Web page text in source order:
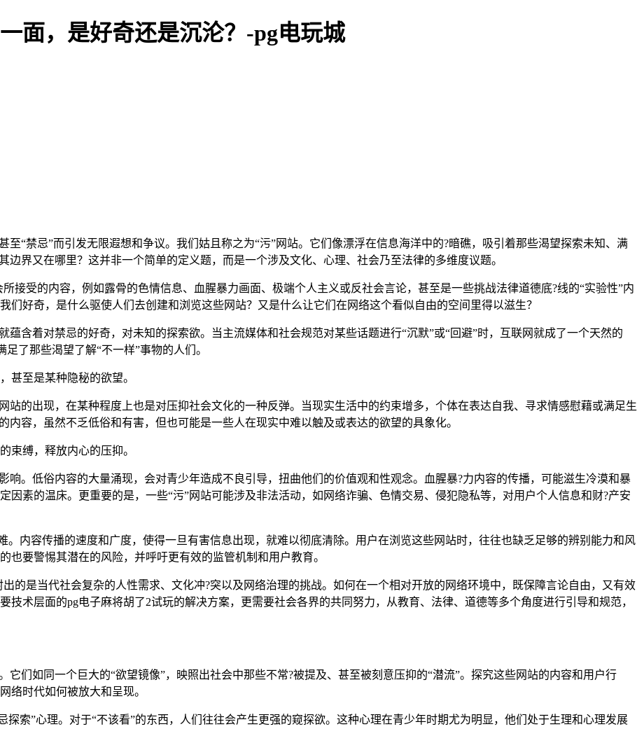
面，是好奇还是沉沦？-pg电玩城
至“禁忌”而引发无限遐想和争议。我们姑且称之为“污”网站。它们像漂浮在信息海洋中的?暗礁，吸引着那些渴望探索未知、满
边界又在哪里？这并非一个简单的定义题，而是一个涉及文化、心理、社会乃至法律的多维度议题。
接受的内容，例如露骨的色情信息、血腥暴力画面、极端个人主义或反社会言论，甚至是一些挑战法律道德底?线的“实验性”内
们好奇，是什么驱使人们去创建和浏览这些网站？又是什么让它们在网络这个看似自由的空间里得以滋生？
蕴含着对禁忌的好奇，对未知的探索欲。当主流媒体和社会规范对某些话题进行“沉默”或“回避”时，互联网就成了一个天然的
了那些渴望了解“不一样”事物的人们。
甚至是某种隐秘的欲望。
站的出现，在某种程度上也是对压抑社会文化的一种反弹。当现实生活中的约束增多，个体在表达自我、寻求情感慰藉或满足生
容，虽然不乏低俗和有害，但也可能是一些人在现实中难以触及或表达的欲望的具象化。
束缚，释放内心的压抑。
。低俗内容的大量涌现，会对青少年造成不良引导，扭曲他们的价值观和性观念。血腥暴?力内容的传播，可能滋生冷漠和暴
因素的温床。更重要的是，一些“污”网站可能涉及非法活动，如网络诈骗、色情交易、侵犯隐私等，对用户个人信息和财?产安
。内容传播的速度和广度，使得一旦有害信息出现，就难以彻底清除。用户在浏览这些网站时，往往也缺乏足够的辨别能力和风
也要警惕其潜在的风险，并呼吁更有效的监管机制和用户教育。
的是当代社会复杂的人性需求、文化冲?突以及网络治理的挑战。如何在一个相对开放的网络环境中，既保障言论自由，又有效
技术层面的pg电子麻将胡了2试玩的解决方案，更需要社会各界的共同努力，从教育、法律、道德等多个角度进行引导和规范，
它们如同一个巨大的“欲望镜像”，映照出社会中那些不常?被提及、甚至被刻意压抑的“潜流”。探究这些网站的内容和用户行
络时代如何被放大和呈现。
探索”心理。对于“不该看”的东西，人们往往会产生更强的窥探欲。这种心理在青少年时期尤为明显，他们处于生理和心理发展